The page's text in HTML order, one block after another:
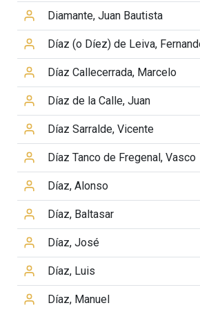
Diamante, Juan Bautista
Díaz (o Díez) de Leiva,
Díaz Callecerrada, Marcelo
Díaz de la Calle, Juan
Díaz Sarralde, Vicente
Díaz Tanco de Fregenal, Vasco
Díaz, Alonso
Díaz, Baltasar
Díaz, José
Díaz, Luis
Díaz, Manuel